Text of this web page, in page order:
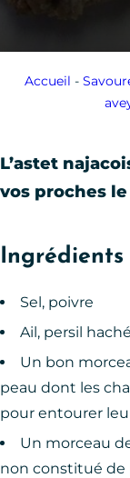
Accueil -
L’astet
vos proches
Ingrédients
Sel, poivre
Ail, persil haché
Un bon
peau dont les
pour entourer
Un morceau
non constitué de